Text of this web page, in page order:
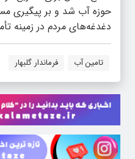
حوزه آب شد و بر پیگیری
دغدغه‌های مردم در زمینه
تامین آب فرماندار گلبهار